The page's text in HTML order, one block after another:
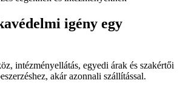
igény egy
intézményellátás, egyedi árak és szakértői
akár azonnali szállítással.